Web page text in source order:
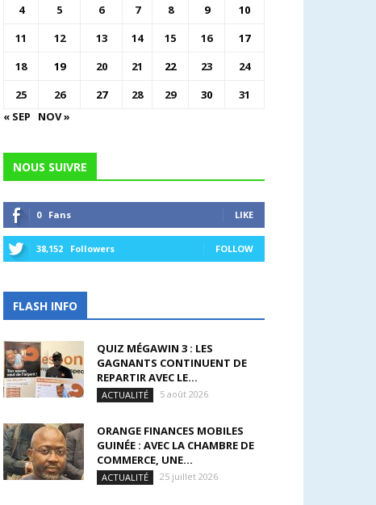
4
5 6 7 8 9
10
11
12 13 14 15 16
17
18
19 20 21 22 23
24
25
26 27 28 29 30
31
« SEP
NOV »
NOUS SUIVRE
0 Fans LIKE
38,152 Followers FOLLOW
FLASH INFO
QUIZ MÉGAWIN 3 : LES
GAGNANTS CONTINUENT DE
REPARTIR AVEC LE...
ACTUALITÉ 5 août 2026
ORANGE FINANCES MOBILES
GUINÉE : AVEC LA CHAMBRE DE
COMMERCE, UNE...
ACTUALITÉ 25 juillet 2026